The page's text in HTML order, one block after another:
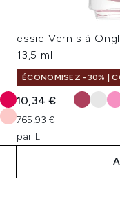
essie Vernis à
13,5 ml
ÉCONOMISEZ -30% |
10,34 €
765,93 €
par L